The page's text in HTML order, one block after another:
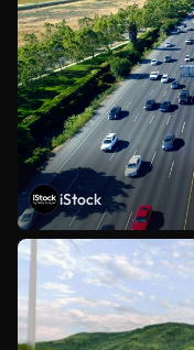
iStock